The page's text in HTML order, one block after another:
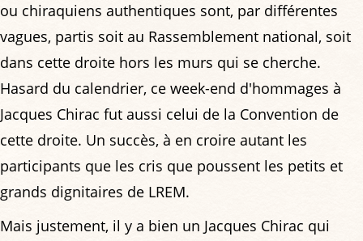
ou chiraquiens authentiques sont, par différentes
vagues, partis soit au Rassemblement national, soit
dans cette droite hors les murs qui se cherche.
Hasard du calendrier, ce week-end d'hommages à
Jacques Chirac fut aussi celui de la Convention de
cette droite. Un succès, à en croire autant les
participants que les cris que poussent les petits et
grands dignitaires de LREM.
Mais justement, il y a bien un Jacques Chirac qui